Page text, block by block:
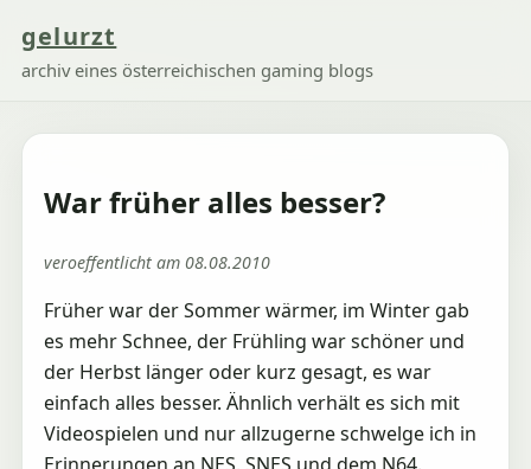
gelurzt
archiv eines österreichischen gaming blogs
War früher alles besser?
veroeffentlicht am 08.08.2010
Früher war der Sommer wärmer, im Winter gab
es mehr Schnee, der Frühling war schöner und
der Herbst länger oder kurz gesagt, es war
einfach alles besser. Ähnlich verhält es sich mit
Videospielen und nur allzugerne schwelge ich in